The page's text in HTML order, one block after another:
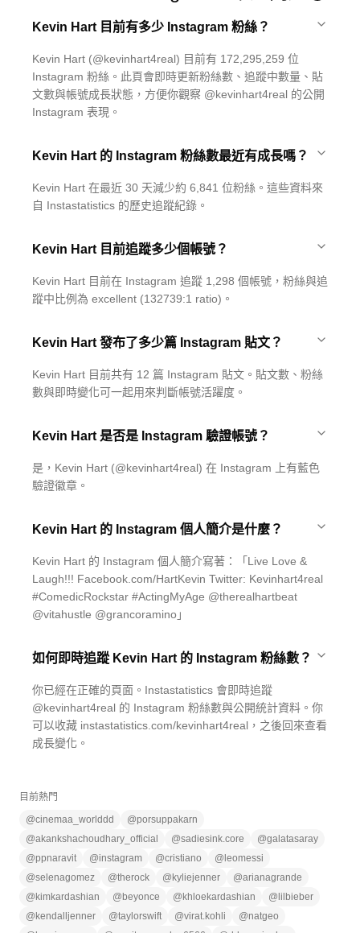
Kevin Hart 目前有多少 Instagram 粉絲？
Kevin Hart (@kevinhart4real) 目前有 172,295,259 位
Instagram 粉絲。此頁會即時更新粉絲數、追蹤中數量、貼
文數與帳號成長狀態，方便你觀察 @kevinhart4real 的公開
Instagram 表現。
Kevin Hart 的 Instagram 粉絲數最近有成長嗎？
Kevin Hart 在最近 30 天減少約 6,841 位粉絲。這些資料來
自 Instastatistics 的歷史追蹤紀錄。
Kevin Hart 目前追蹤多少個帳號？
Kevin Hart 目前在 Instagram 追蹤 1,298 個帳號，粉絲與追
蹤中比例為 excellent (132739:1 ratio)。
Kevin Hart 發布了多少篇 Instagram 貼文？
Kevin Hart 目前共有 12 篇 Instagram 貼文。貼文數、粉絲
數與即時變化可一起用來判斷帳號活躍度。
Kevin Hart 是否是 Instagram 驗證帳號？
是，Kevin Hart (@kevinhart4real) 在 Instagram 上有藍色
驗證徽章。
Kevin Hart 的 Instagram 個人簡介是什麼？
Kevin Hart 的 Instagram 個人簡介寫著：「Live Love &
Laugh!!! Facebook.com/HartKevin Twitter: Kevinhart4real
#ComedicRockstar #ActingMyAge @therealhartbeat
@vitahustle @grancoramino」
如何即時追蹤 Kevin Hart 的 Instagram 粉絲數？
你已經在正確的頁面。Instastatistics 會即時追蹤
@kevinhart4real 的 Instagram 粉絲數與公開統計資料。你
可以收藏 instastatistics.com/kevinhart4real，之後回來查看
成長變化。
目前熱門
@cinemaa_worlddd @porsuppakarn
@akankshachoudhary_official @sadiesink.core @galatasaray
@ppnaravit @instagram @cristiano @ leomessi
@selenagomez @therock @ kyliejenner @arianagrande
@ kimkardashian @ beyonce @ khloekardashian @ lilbieber
@ kendalljenner @taylorswift @virat.kohli @natgeo